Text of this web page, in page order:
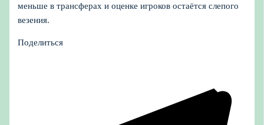
меньше в трансферах и оценке игроков остаётся слепого
везения.
Поделиться